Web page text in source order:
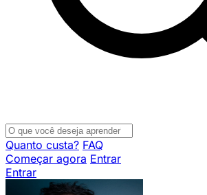
Quanto custa? FAQ
Começar agora Entrar
Entrar